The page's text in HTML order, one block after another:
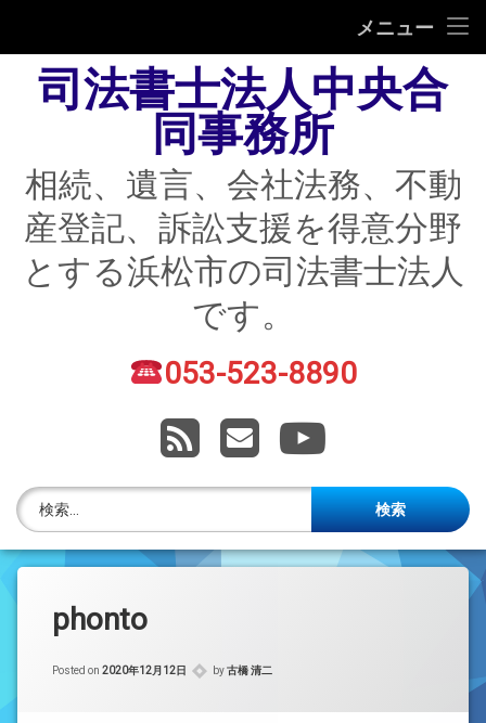
メニュー
相続
不動産登記
債務整理
住宅ローン返済にお困りの方
賃貸トラブル
株主名簿管理人
ご相談について
司法書士法人中央合
同事務所
相続、遺言、会社法務、不動
産登記、訴訟支援を得意分野
とする浜松市の司法書士法人
です。
電話番号: 053-523-8890
RSSメールアドレス
YouTube
検索:
phonto
Posted on 2020年12月12日 by古橋 清二